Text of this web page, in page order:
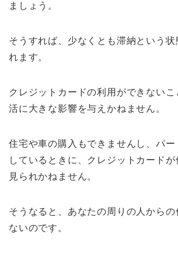
ましょう。
そうすれば、少なくとも滞納という状
れます。
クレジットカードの利用ができないこ
活に大きな影響を与えかねません。
住宅や車の購入もできませんし、パー
しているときに、クレジットカード
見られかねません。
そうなると、あなたの周りの人からの
ないのです。